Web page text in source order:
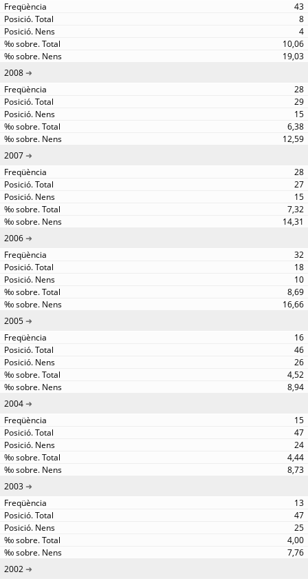
43
8
4
10,06
19,03
2008
28
29
15
6,38
12,59
2007
28
27
15
7,32
14,31
2006
32
18
10
8,69
16,66
2005
16
46
26
4,52
8,94
2004
15
47
24
4,44
8,73
2003
13
47
25
4,00
7,76
2002